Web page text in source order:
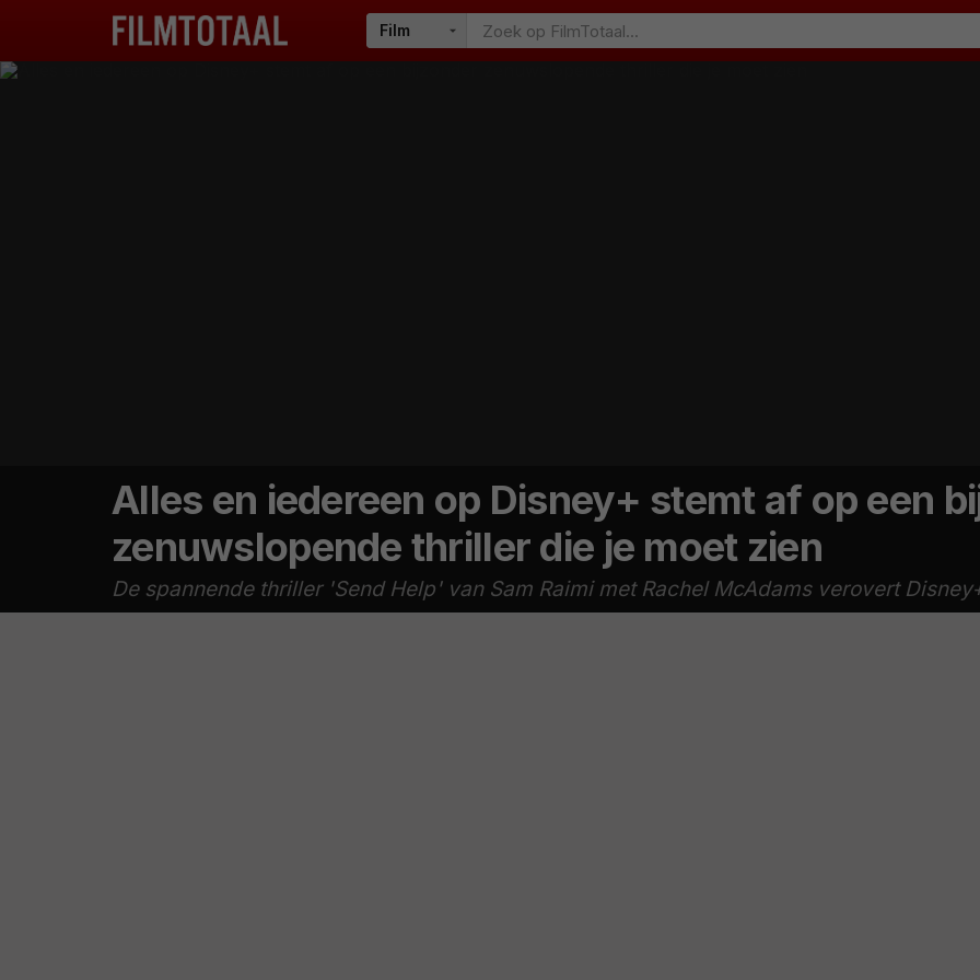
Alles en iedereen op Disney+ stemt af op een
zenuwslopende thriller die je moet zien
De spannende thriller 'Send Help' van Sam Raimi met Rachel McAdams verovert